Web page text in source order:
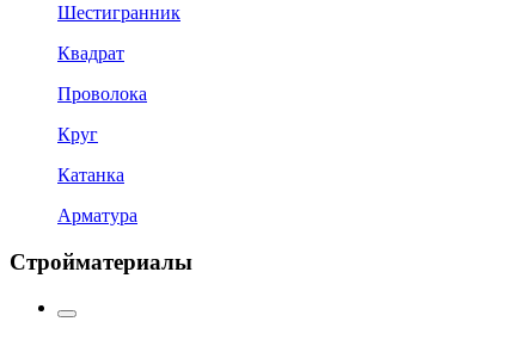
Шестигранник
Квадрат
Проволока
Круг
Катанка
Арматура
Стройматериалы